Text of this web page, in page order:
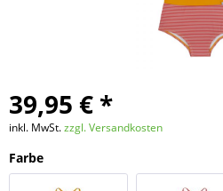
39,95 € *
inkl. MwSt.zzgl. Versandkosten
Farbe